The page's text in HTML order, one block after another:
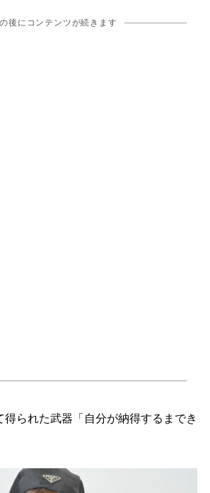
後にコンテンツが続きます
られた武器「自分が納得するまでき